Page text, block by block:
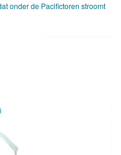
onder de Pacifictoren stroomt